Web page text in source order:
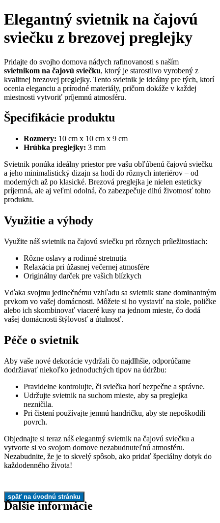
Elegantný svietnik na čajovú
sviečku z brezovej preglejky
Pridajte do svojho domova nádych rafinovanosti s naším
svietnikom na čajovú sviečku, ktorý je starostlivo vyrobený z
kvalitnej brezovej preglejky. Tento svietnik je ideálny pre tých, ktorí
ocenia eleganciu a prírodné materiály, pričom dokáže v každej
miestnosti vytvoriť príjemnú atmosféru.
Špecifikácie produktu
Rozmery: 10 cm x 10 cm x 9 cm
Hrúbka preglejky: 3 mm
Svietnik ponúka ideálny priestor pre vašu obľúbenú čajovú sviečku
a jeho minimalistický dizajn sa hodí do rôznych interiérov – od
moderných až po klasické. Brezová preglejka je nielen esteticky
príjemná, ale aj veľmi odolná, čo zabezpečuje dlhú životnosť tohto
produktu.
Využitie a výhody
Využite náš svietnik na čajovú sviečku pri rôznych príležitostiach:
Rôzne oslavy a rodinné stretnutia
Relaxácia pri úžasnej večernej atmosfére
Originálny darček pre vašich blízkych
Vďaka svojmu jedinečnému vzhľadu sa svietnik stane dominantným
prvkom vo vašej domácnosti. Môžete si ho vystaviť na stole, poličke
alebo ich skombinovať viaceré kusy na jednom mieste, čo dodá
vašej domácnosti štýlovosť a útulnosť.
Péče o svietnik
Aby vaše nové dekorácie vydržali čo najdlhšie, odporúčame
dodržiavať niekoľko jednoduchých tipov na údržbu:
Pravidelne kontrolujte, či sviečka horí bezpečne a správne.
Udržujte svietnik na suchom mieste, aby sa preglejka
nezničila.
Pri čistení používajte jemnú handričku, aby ste nepoškodili
povrch.
Objednajte si teraz náš elegantný svietnik na čajovú sviečku a
vytvorte si vo svojom domove nezabudnuteľnú atmosféru.
Nezabudnite, že je to skvelý spôsob, ako pridať špeciálny dotyk do
každodenného života!
Ďalšie informácie